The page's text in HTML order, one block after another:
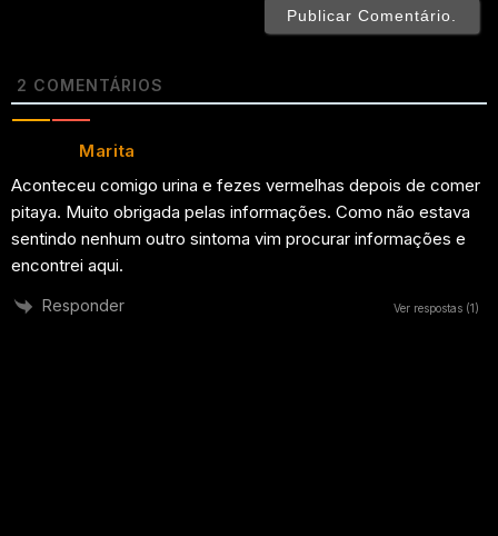
2 COMENTÁRIOS
Marita
Aconteceu comigo urina e fezes vermelhas depois de comer
pitaya. Muito obrigada pelas informações. Como não estava
sentindo nenhum outro sintoma vim procurar informações e
encontrei aqui.
Responder Ver respostas (1)